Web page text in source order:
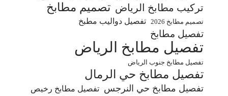
تركيب مطابخ الرياض تصميم مطابخ
تصميم مطابخ 2026 تفصيل دواليب مطبخ
تفصيل مطابخ
تفصيل مطابخ الرياض
تفصيل مطابخ جنوب الرياض
تفصيل مطابخ حي الرمال
تفصيل مطابخ حي النرجس تفصيل مطابخ رخيص